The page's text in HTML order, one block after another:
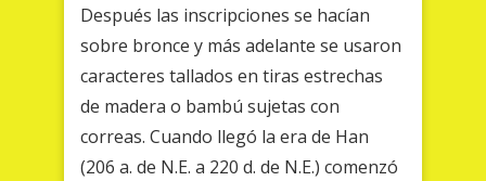
Después las inscripciones se hacían
sobre bronce y más adelante se usaron
caracteres tallados en tiras estrechas
de madera o bambú sujetas con
correas. Cuando llegó la era de Han
(206 a. de N.E. a 220 d. de N.E.) comenzó